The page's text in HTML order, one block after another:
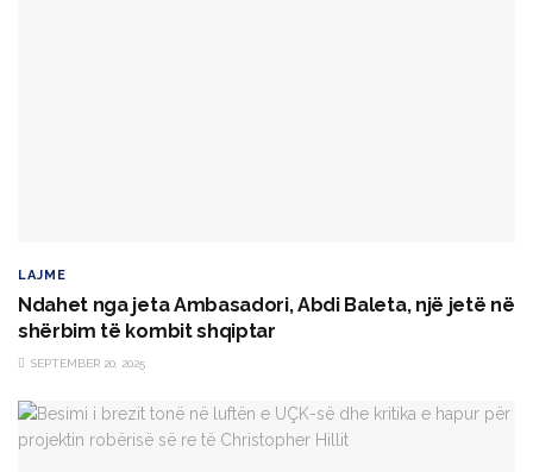
LAJME
Ndahet nga jeta Ambasadori, Abdi Baleta, një jetë në
shërbim të kombit shqiptar
SEPTEMBER 20, 2025